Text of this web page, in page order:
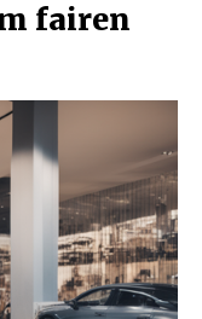
fairen